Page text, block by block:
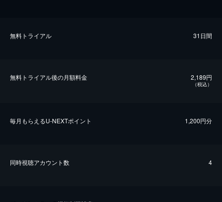
無料トライアル 31日間
無料トライアル後の⽉額料金 2,189円
（税込）
毎⽉もらえるU-NEXTポイント 1,200円分
同時視聴アカウント数 4